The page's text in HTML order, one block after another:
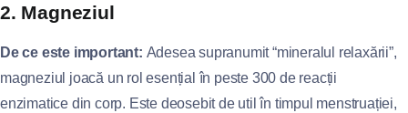
2. Magneziul
De ce este important: Adesea supranumit “mineralul relaxării”,
magneziul joacă un rol esențial în peste 300 de reacții
enzimatice din corp. Este deosebit de util în timpul menstruației,